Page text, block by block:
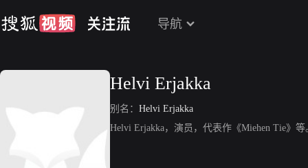
导航
Helvi Erjakka
别名： Helvi Erjakka
Helvi Erjakka，演员，代表作《Miehen Tie》等